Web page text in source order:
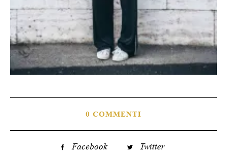
0 COMMENTI
Facebook
Twitter